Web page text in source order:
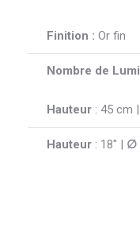
Finition : Or fin
Nombre de
Hauteur : 45 cm |
Hauteur : 18″ | ∅